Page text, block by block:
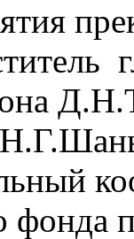
фонда